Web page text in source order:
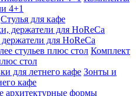
4+1
Стулья для кафе
для HoReCa
Комплект
стол
Зонты и
кафе
архитектурные формы